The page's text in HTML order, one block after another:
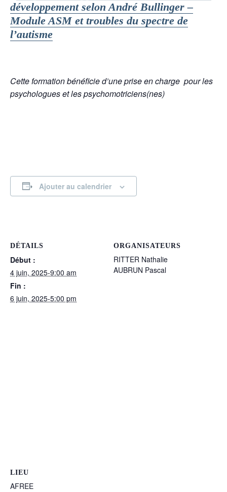
développement selon André Bullinger –
Module ASM et troubles du spectre de
l’autisme
Cette formation bénéficie d’une prise en charge pour les
psychologues et les psychomotriciens(nes)
Ajouter au calendrier
DÉTAILS
Début :
4 juin, 2025-9:00 am
Fin :
6 juin, 2025-5:00 pm
ORGANISATEURS
RITTER Nathalie
AUBRUN Pascal
LIEU
AFREE